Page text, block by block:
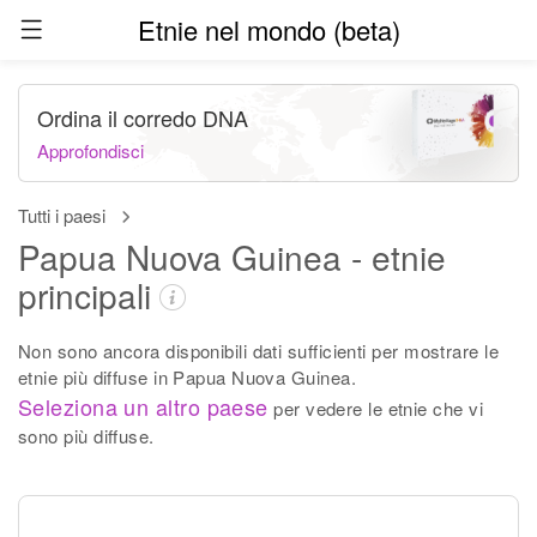
Etnie nel mondo (beta)
Tutti i paesi
Papua Nuova Guinea - etnie
principali
Non sono ancora disponibili dati sufficienti per mostrare le
etnie più diffuse in Papua Nuova Guinea.
Seleziona un altro paese per vedere le etnie che vi
sono più diffuse.
Ordina il corredo DNA
Approfondisci